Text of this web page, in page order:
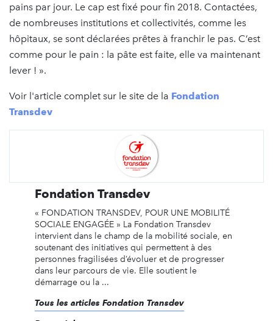
pains par jour. Le cap est fixé pour fin 2018. Contactées,
de nombreuses institutions et collectivités, comme les
hôpitaux, se sont déclarées prêtes à franchir le pas. C’est
comme pour le pain : la pâte est faite, elle va maintenant
lever ! ».
Voir l'article complet sur le site de la Fondation
Transdev
Fondation Transdev
« FONDATION TRANSDEV, POUR UNE MOBILITÉ
SOCIALE ENGAGÉE » La Fondation Transdev
intervient dans le champ de la mobilité sociale, en
soutenant des initiatives qui permettent à des
personnes fragilisées d’évoluer et de progresser
dans leur parcours de vie. Elle soutient le
démarrage ou la ...
Tous les articles Fondation Transdev